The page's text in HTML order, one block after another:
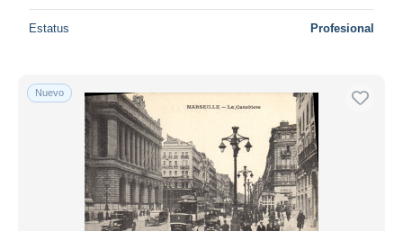
Estatus Profesional
Nuevo